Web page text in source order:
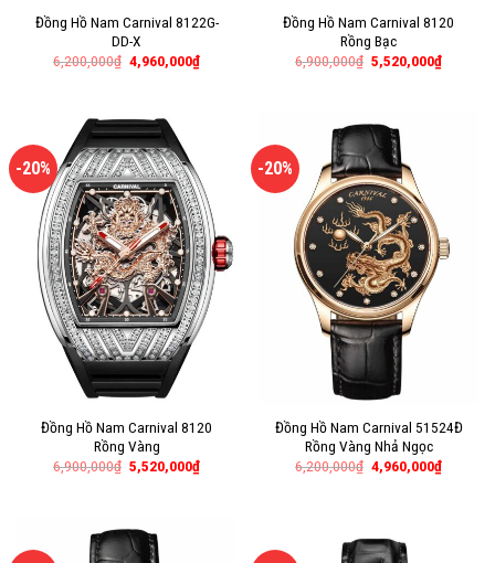
Đồng Hồ Nam Carnival 8122G-
DD-X
6,200,000₫ 4,960,000₫
Đồng Hồ Nam Carnival 8120
Rồng Bạc
6,900,000₫ 5,520,000₫
-20%
Đồng Hồ Nam Carnival 8120
Rồng Vàng
6,900,000₫ 5,520,000₫
-20%
Đồng Hồ Nam Carnival 51524Đ
Rồng Vàng Nhả Ngọc
6,200,000₫ 4,960,000₫